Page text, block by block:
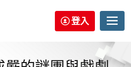
登入